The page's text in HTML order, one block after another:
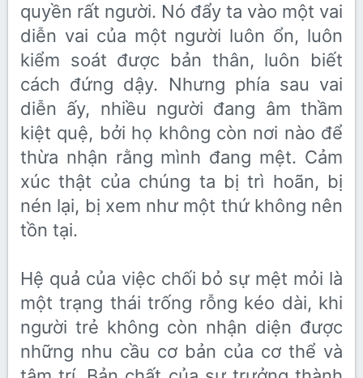
quyền rất người. Nó đẩy ta vào một vai
diễn vai của một người luôn ổn, luôn
kiểm soát được bản thân, luôn biết
cách đứng dậy. Nhưng phía sau vai
diễn ấy, nhiều người đang âm thầm
kiệt quệ, bởi họ không còn nơi nào để
thừa nhận rằng mình đang mệt. Cảm
xúc thật của chúng ta bị trì hoãn, bị
nén lại, bị xem như một thứ không nên
tồn tại.
Hệ quả của việc chối bỏ sự mệt mỏi là
một trạng thái trống rỗng kéo dài, khi
người trẻ không còn nhận diện được
những nhu cầu cơ bản của cơ thể và